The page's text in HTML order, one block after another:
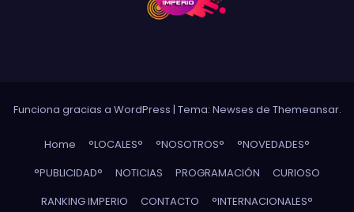
Funciona gracias a WordPress | Tema: Newses de Themeansar.
Home °LOCALES° °NOSOTROS°
°NOVEDADES°
°PUBLICIDAD°
NOTICIAS PROGRAMACIÓN
CURIOSO
RANKING IMPERIO
CONTACTO °INTERNACIONALES°